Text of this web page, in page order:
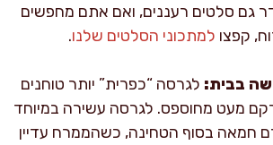
גם סלטים רעננים, ואם אתם מחפשים
קפצו למתכוני הסלטים שלנו.
בבית: לגרסה “כפרית” יותר טוחנים
מעט מחוספס. לגרסה עשירה במיוחד
עוד 20 גרם חמאה בסוף הטחינה, כשהממרח עדיין